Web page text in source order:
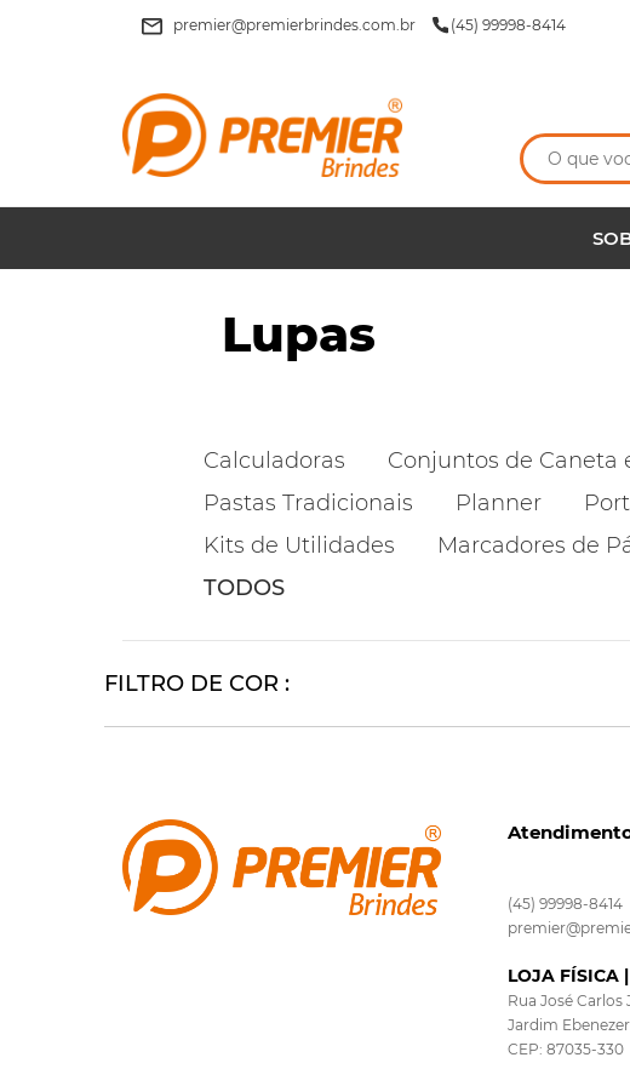
premier@premierbrindes.com.br (45) 99998-8414
Lupas
Calculadoras Conjuntos de Caneta
Pastas Tradicionais
Planner
Kits de Utilidades
Marcadores de
TODOS
FILTRO DE COR :
(45) 99998-8414
LOJA FÍSICA
Rua José Carlos
Jardim
CEP: 87035-330